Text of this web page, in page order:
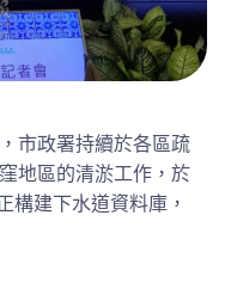
市政署持續於各區疏
地區的清淤工作，於
構建下水道資料庫，